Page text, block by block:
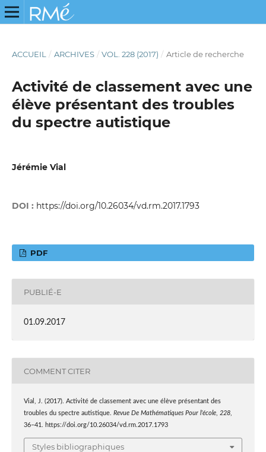
ACCUEIL / ARCHIVES / VOL. 228 (2017) / Article de recherche
Activité de classement avec une
élève présentant des troubles
du spectre autistique
Jérémie Vial
DOI : https://doi.org/10.26034/vd.rm.2017.1793
PDF
PUBLIÉ-E
01.09.2017
COMMENT CITER
Vial, J. (2017). Activité de classement avec une élève présentant des
troubles du spectre autistique. Revue De Mathématiques Pour l’école, 228,
36–41. https://doi.org/10.26034/vd.rm.2017.1793
Styles bibliographiques